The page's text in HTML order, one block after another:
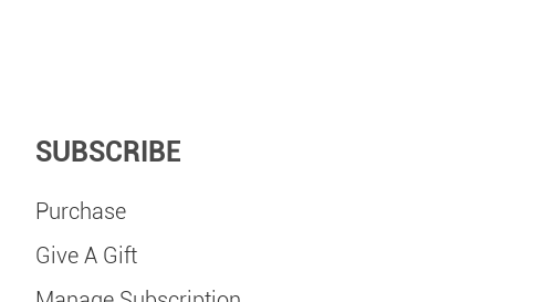
SUBSCRIBE
Purchase
Give A Gift